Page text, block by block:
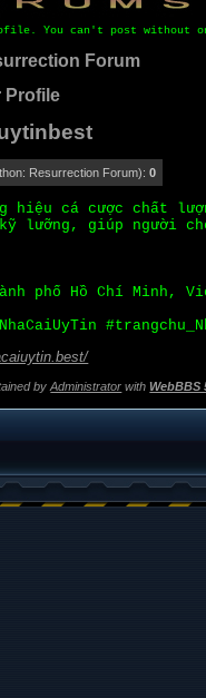
You can't post without
Forum
Profile
Resurrection Forum): 0
hiệu cá cược chất
lưỡng, giúp người
phố Hồ Chí Minh,
byAdministrator withWebBBS